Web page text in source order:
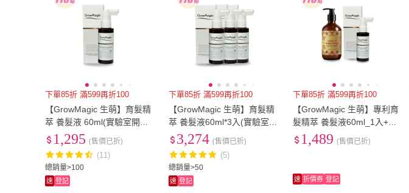
下單85折 滿599再折100
【GrowMagic 生萌】育髮精
萃 養髮液 60ml(實驗室開
發、11國專利認證)
總銷量>100
1,295 (售價已折)
(11)
速 登記
下單85折 滿599再折100
【GrowMagic 生萌】育髮精
萃 養髮液60ml*3入(實驗室開
發、醫師推薦)
總銷量>50
3,274 (售價已折)
(5)
速 登記
下單85折 滿599再折100
【GrowMagic 生萌】專利育
髮精萃 養髮液60ml_1入+外
泌體草本洗髮精-草本木質29
0ml_1入
1,489 (售價已折)
速 折價券 登記